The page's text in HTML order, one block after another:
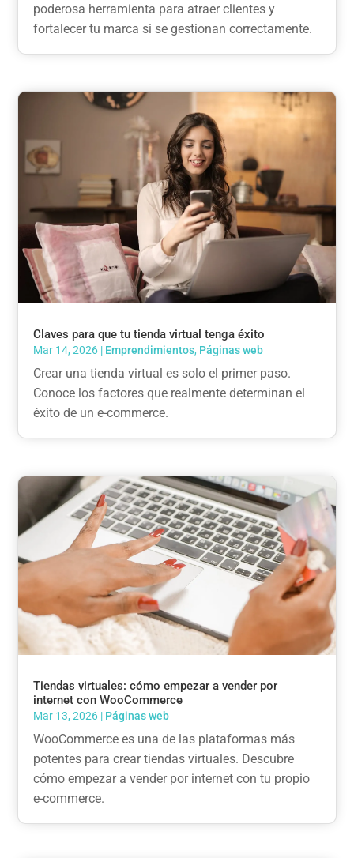
poderosa herramienta para atraer clientes y
fortalecer tu marca si se gestionan correctamente.
Claves para que tu tienda virtual tenga éxito
Mar 14, 2026 | Emprendimientos, Páginas web
Crear una tienda virtual es solo el primer paso.
Conoce los factores que realmente determinan el
éxito de un e-commerce.
Tiendas virtuales: cómo empezar a vender por
internet con WooCommerce
Mar 13, 2026 | Páginas web
WooCommerce es una de las plataformas más
potentes para crear tiendas virtuales. Descubre
cómo empezar a vender por internet con tu propio
e-commerce.